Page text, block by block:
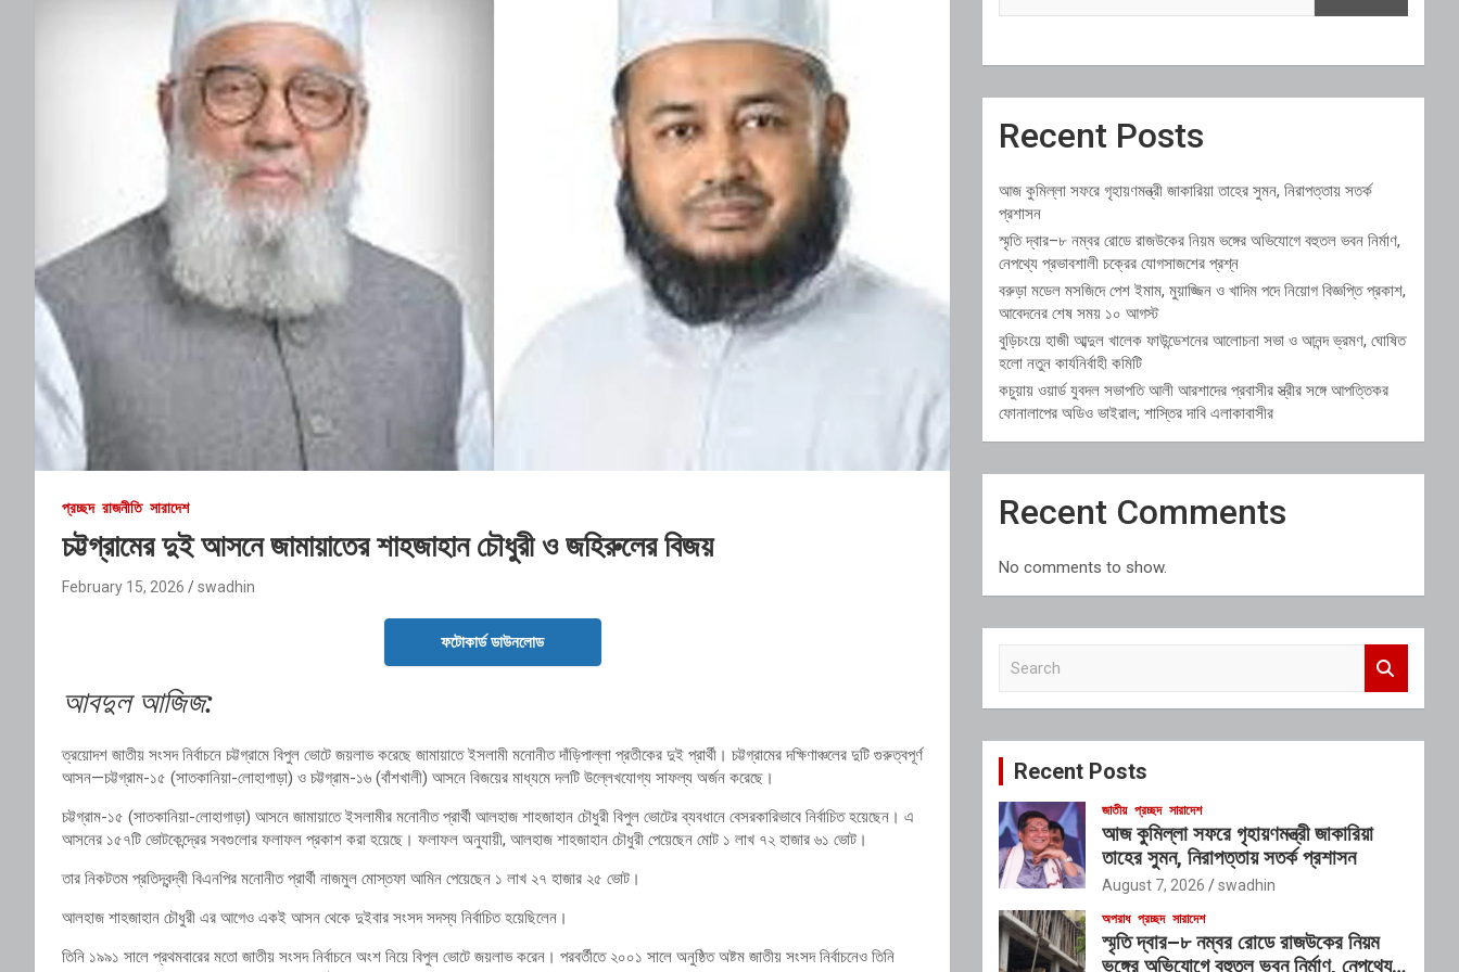
প্রচ্ছদ রাজনীতি সারাদেশ
চট্টগ্রামের দুই আসনে জামায়াতের শাহজাহান চৌধুরী ও জহিরুলের বিজয়
February 15, 2026 swadhin
ফটোকার্ড ডাউনলোড
আবদুল আজিজ:
ত্রয়োদশ জাতীয় সংসদ নির্বাচনে চট্টগ্রামে বিপুল ভোটে জয়লাভ করেছে জামায়াতে ইসলামী মনোনীত দাঁড়িপাল্লা প্রতীকের দুই প্রার্থী। চট্টগ্রামের দক্ষিণাঞ্চলের দুটি গুরুত্বপূর্ণ
আসন—চট্টগ্রাম-১৫ (সাতকানিয়া-লোহাগাড়া) ও চট্টগ্রাম-১৬ (বাঁশখালী) আসনে বিজয়ের মাধ্যমে দলটি উল্লেখযোগ্য সাফল্য অর্জন করেছে।
চট্টগ্রাম-১৫ (সাতকানিয়া-লোহাগাড়া) আসনে জামায়াতে ইসলামীর মনোনীত প্রার্থী আলহাজ শাহজাহান চৌধুরী বিপুল ভোটের ব্যবধানে বেসরকারিভাবে নির্বাচিত হয়েছেন। এ
আসনের ১৫৭টি ভোটকেন্দ্রের সবগুলোর ফলাফল প্রকাশ করা হয়েছে। ফলাফল অনুযায়ী, আলহাজ শাহজাহান চৌধুরী পেয়েছেন মোট ১ লাখ ৭২ হাজার ৬১ ভোট।
তার নিকটতম প্রতিদ্বন্দ্বী বিএনপির মনোনীত প্রার্থী নাজমুল মোস্তফা আমিন পেয়েছেন ১ লাখ ২৭ হাজার ২৫ ভোট।
আলহাজ শাহজাহান চৌধুরী এর আগেও একই আসন থেকে দুইবার সংসদ সদস্য নির্বাচিত হয়েছিলেন।
তিনি ১৯৯১ সালে প্রথমবারের মতো জাতীয় সংসদ নির্বাচনে অংশ নিয়ে বিপুল ভোটে জয়লাভ করেন। পরবর্তীতে ২০০১ সালে অনুষ্ঠিত অষ্টম জাতীয় সংসদ নির্বাচনেও তিনি
Recent Posts
আজ কুমিল্লা সফরে গৃহায়ণমন্ত্রী জাকারিয়া তাহের সুমন, নিরাপত্তায় সতর্ক
প্রশাসন
স্মৃতি দ্বার–৮ নম্বর রোডে রাজউকের নিয়ম ভঙ্গের অভিযোগে বহুতল ভবন নির্মাণ,
নেপথ্যে প্রভাবশালী চক্রের যোগসাজশের প্রশ্ন
বরুড়া মডেল মসজিদে পেশ ইমাম, মুয়াজ্জিন ও খাদিম পদে নিয়োগ বিজ্ঞপ্তি প্রকাশ,
আবেদনের শেষ সময় ১০ আগস্ট
বুড়িচংয়ে হাজী আব্দুল খালেক ফাউন্ডেশনের আলোচনা সভা ও আনন্দ ভ্রমণ, ঘোষিত
হলো নতুন কার্যনির্বাহী কমিটি
কচুয়ায় ওয়ার্ড যুবদল সভাপতি আলী আরশাদের প্রবাসীর স্ত্রীর সঙ্গে আপত্তিকর
ফোনালাপের অডিও ভাইরাল; শাস্তির দাবি এলাকাবাসীর
Recent Comments
No comments to show.
c
Recent Posts
জাতীয় প্রচ্ছদ সারাদেশ
আজ কুমিল্লা সফরে গৃহায়ণমন্ত্রী জাকারিয়া
তাহের সুমন, নিরাপত্তায় সতর্ক প্রশাসন
August 7, 2026 swadhin
অপরাধ প্রচ্ছদ সারাদেশ
স্মৃতি দ্বার–৮ নম্বর রোডে রাজউকের নিয়ম
ভঙ্গের অভিযোগে বহুতল ভবন নির্মাণ, নেপথ্যে